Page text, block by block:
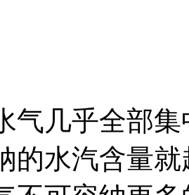
气几乎全部
的水汽含量